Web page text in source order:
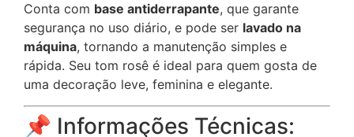
Conta com base antiderrapante, que garante
segurança no uso diário, e pode ser lavado na
máquina, tornando a manutenção simples e
rápida. Seu tom rosê é ideal para quem gosta de
uma decoração leve, feminina e elegante.
📌 Informações Técnicas: